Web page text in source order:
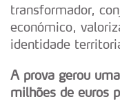
transformador,
económico,
identidade
A prova gerou
milhões de euros